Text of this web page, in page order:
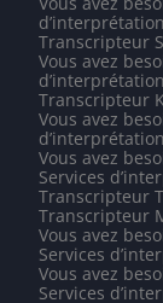
Transcripteur
Vous avez
Transcripteur
Vous avez
Vous avez
Services
Transcripteur
Transcripteur
Vous avez
Services
Vous avez
Services